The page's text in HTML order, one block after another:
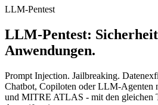
LLM-Pentest
LLM-Pentest:
Anwendungen.
Prompt Injection. Jailbreaking.
Chatbot, Copiloten oder LLM-Agenten
und MITRE ATLAS - mit den gleichen